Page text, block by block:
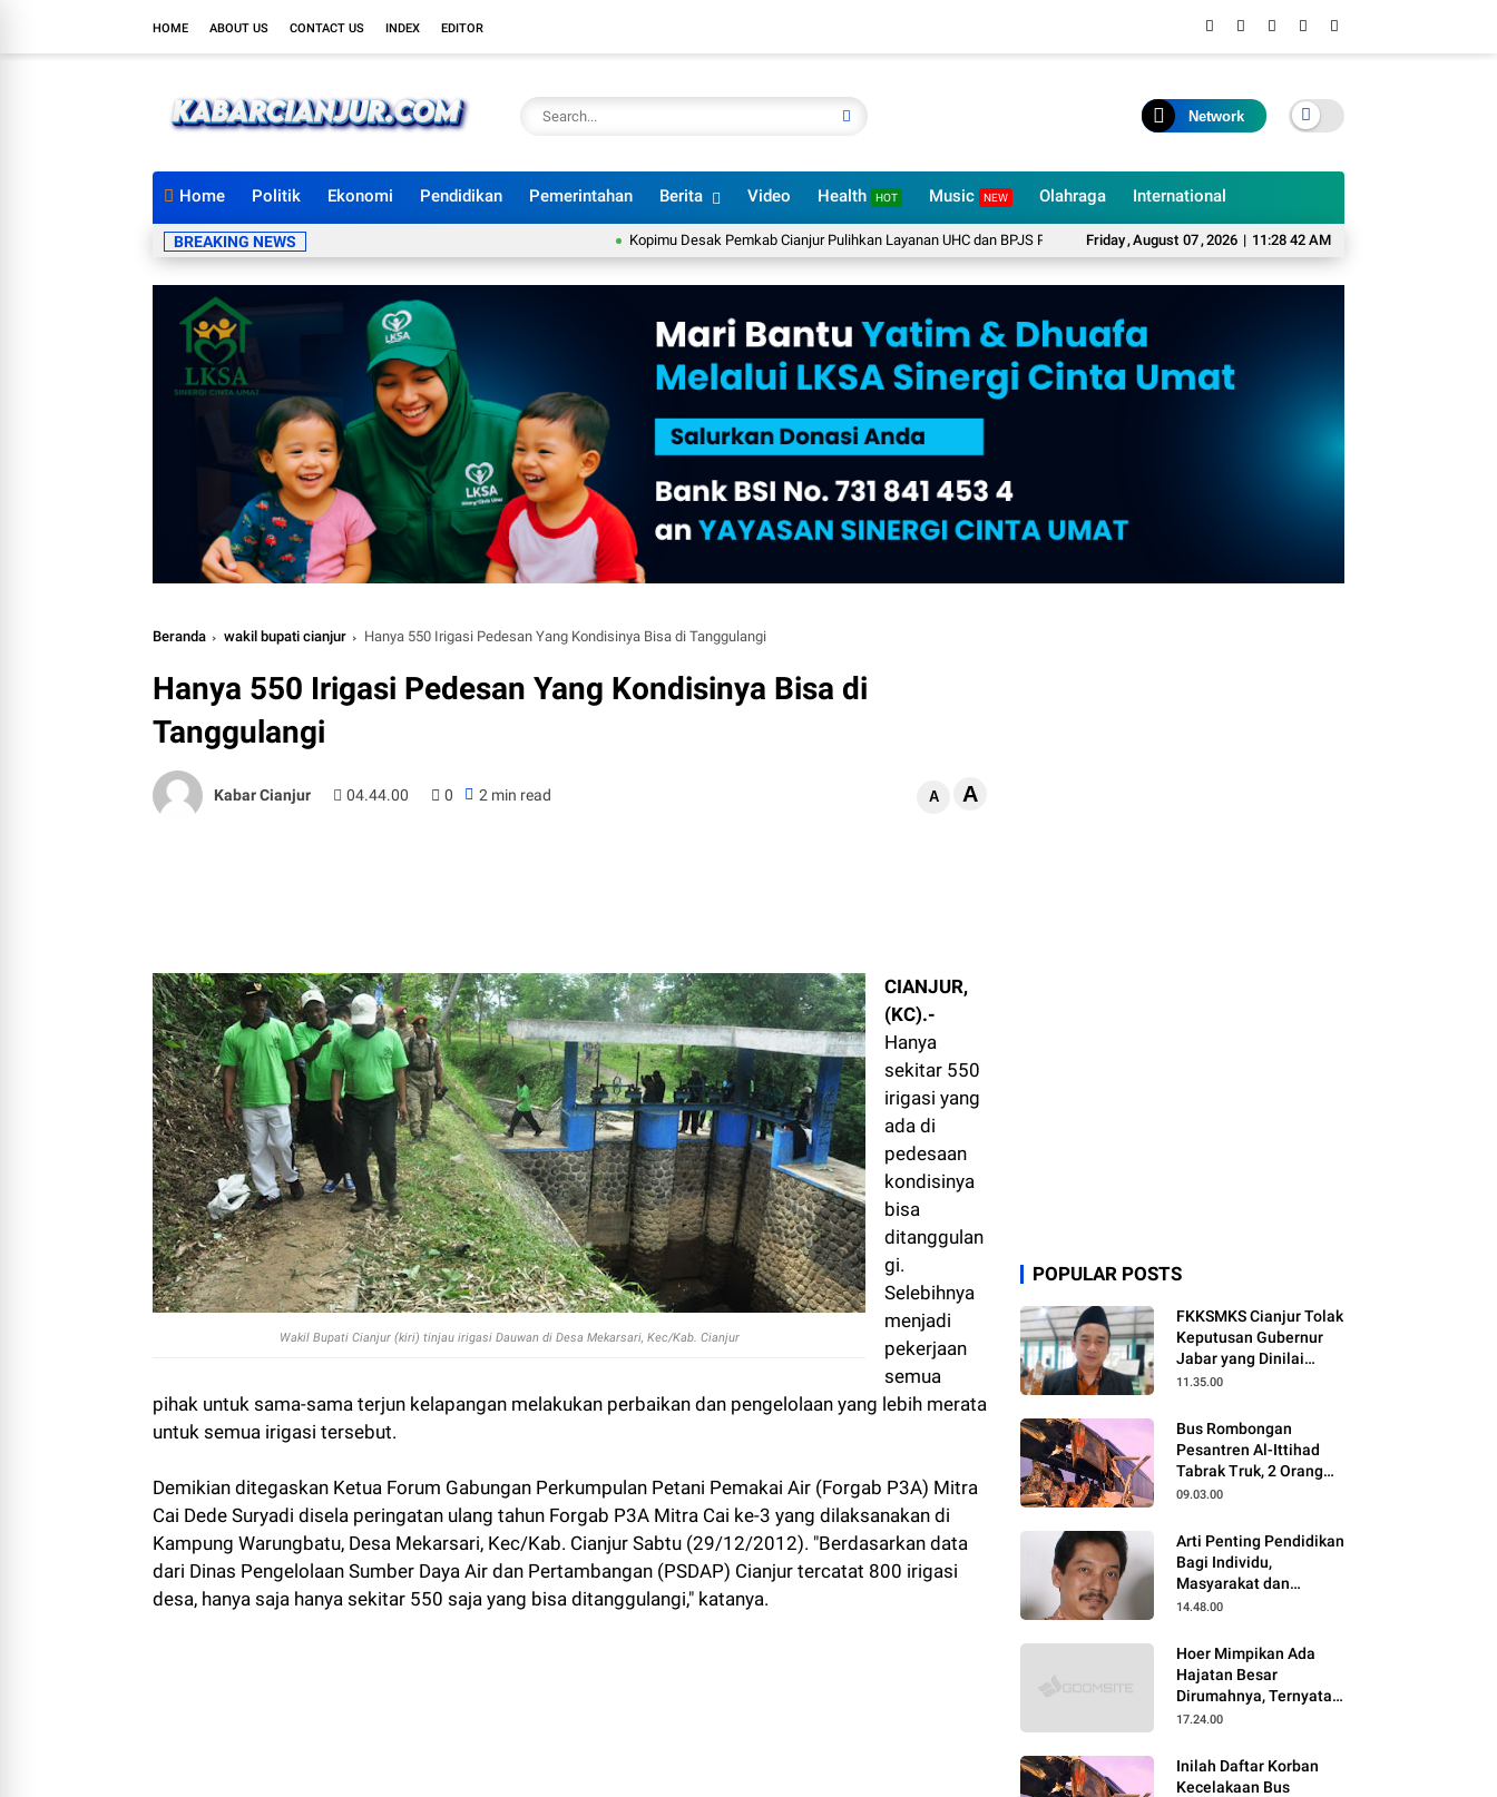
HOME ABOUT US CONTACT US INDEX EDITOR
Network
Home Politik Ekonomi Pendidikan Pemerintahan Berita Video Health HOT Music NEW Olahraga International
Friday,August 07,2026 | 11:28 43 AM
BREAKING NEWS Kopimu Desak Pemkab Cianjur Pulihkan Layanan UHC dan BPJS PBI untuk Warga Miskin BKPSDM Cianjur Pastikan Belum Ada Rotasi dan
Beranda wakil bupati cianjur Hanya 550 Irigasi Pedesan Yang Kondisinya Bisa di Tanggulangi
Hanya 550 Irigasi Pedesan Yang Kondisinya Bisa di
Tanggulangi
Kabar Cianjur 04.44.00 0 2 min read A A
Wakil Bupati Cianjur (kiri) tinjau irigasi Dauwan di Desa Mekarsari, Kec/Kab. Cianjur
CIANJUR,
(KC).-
Hanya
sekitar 550
irigasi yang
ada di
pedesaan
kondisinya
bisa
ditanggulan
gi.
Selebihnya
menjadi
pekerjaan
semua
pihak untuk sama-sama terjun kelapangan melakukan perbaikan dan pengelolaan yang lebih merata
untuk semua irigasi tersebut.
Demikian ditegaskan Ketua Forum Gabungan Perkumpulan Petani Pemakai Air (Forgab P3A) Mitra
Cai Dede Suryadi disela peringatan ulang tahun Forgab P3A Mitra Cai ke-3 yang dilaksanakan di
Kampung Warungbatu, Desa Mekarsari, Kec/Kab. Cianjur Sabtu (29/12/2012). "Berdasarkan data
dari Dinas Pengelolaan Sumber Daya Air dan Pertambangan (PSDAP) Cianjur tercatat 800 irigasi
desa, hanya saja hanya sekitar 550 saja yang bisa ditanggulangi," katanya.
POPULAR POSTS
FKKSMKS Cianjur Tolak
Keputusan Gubernur
Jabar yang Dinilai
Merugikan Sekolah
11.35.00
Bus Rombongan
Pesantren Al-Ittihad
Tabrak Truk, 2 Orang
Meninggal Dunia
09.03.00
Arti Penting Pendidikan
Bagi Individu,
Masyarakat dan
Negara
14.48.00
Hoer Mimpikan Ada
Hajatan Besar
Dirumahnya, Ternyata
Anaknya Pulang Dalam
17.24.00
Inilah Daftar Korban
Kecelakaan Bus